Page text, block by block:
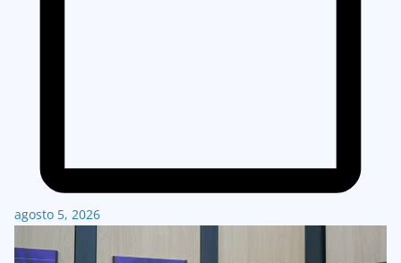
agosto 5, 2026